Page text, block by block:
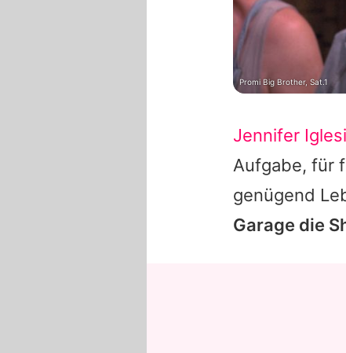
Jennifer
Aufgabe, für
genügend
Garage die
Promi Big Brother, Sat.1